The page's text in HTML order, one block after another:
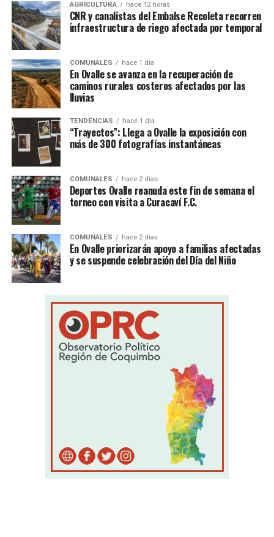
AGRICULTURA hace 12 horas
CNR y canalistas del Embalse Recoleta recorren
infraestructura de riego afectada por temporal
COMUNALES hace 1 día
En Ovalle se avanza en la recuperación de
caminos rurales costeros afectados por las
lluvias
TENDENCIAS hace 1 día
“Trayectos”: Llega a Ovalle la exposición con
más de 300 fotografías instantáneas
COMUNALES hace 2 días
Deportes Ovalle reanuda este fin de semana el
torneo con visita a Curacaví F.C.
COMUNALES hace 2 días
En Ovalle priorizarán apoyo a familias afectadas
y se suspende celebración del Día del Niño